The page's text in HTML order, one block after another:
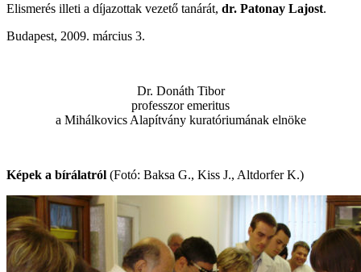
Elismerés illeti a díjazottak vezető tanárát, dr. Patonay Lajost.
Budapest, 2009. március 3.
Dr. Donáth Tibor
professzor emeritus
a Mihálkovics Alapítvány kuratóriumának elnöke
Képek a bírálatról (Fotó: Baksa G., Kiss J., Altdorfer K.)